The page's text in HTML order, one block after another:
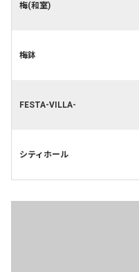
梅(和室)
梅鉢
FESTA-VILLA-
シティホール